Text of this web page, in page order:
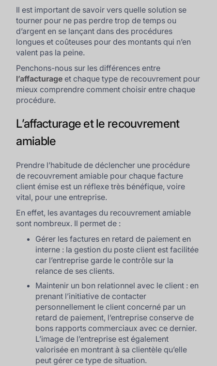
Il est important de savoir vers quelle solution se
tourner pour ne pas perdre trop de temps ou
d’argent en se lançant dans des procédures
longues et coûteuses pour des montants qui n’en
valent pas la peine.
Penchons-nous sur les différences entre
l’affacturage et chaque type de recouvrement pour
mieux comprendre comment choisir entre chaque
procédure.
L’affacturage et le recouvrement
amiable
Prendre l’habitude de déclencher une procédure
de recouvrement amiable pour chaque facture
client émise est un réflexe très bénéfique, voire
vital, pour une entreprise.
En effet, les avantages du recouvrement amiable
sont nombreux. Il permet de :
Gérer les factures en retard de paiement en
interne : la gestion du poste client est facilitée
car l’entreprise garde le contrôle sur la
relance de ses clients.
Maintenir un bon relationnel avec le client : en
prenant l’initiative de contacter
personnellement le client concerné par un
retard de paiement, l’entreprise conserve de
bons rapports commerciaux avec ce dernier.
L’image de l’entreprise est également
valorisée en montrant à sa clientèle qu’elle
peut gérer ce type de situation.